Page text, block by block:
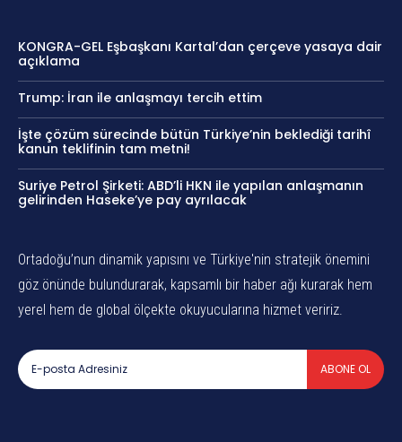
KONGRA-GEL Eşbaşkanı Kartal’dan çerçeve yasaya dair
açıklama
Trump: İran ile anlaşmayı tercih ettim
İşte çözüm sürecinde bütün Türkiye’nin beklediği tarihî
kanun teklifinin tam metni!
Suriye Petrol Şirketi: ABD’li HKN ile yapılan anlaşmanın
gelirinden Haseke’ye pay ayrılacak
Ortadoğu’nun dinamik yapısını ve Türkiye'nin stratejik önemini
göz önünde bulundurarak, kapsamlı bir haber ağı kurarak hem
yerel hem de global ölçekte okuyucularına hizmet veririz.
ABONE OL